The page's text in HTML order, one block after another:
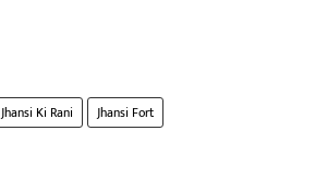
Jhansi Ki Rani Jhansi Fort